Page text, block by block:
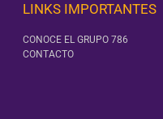
LINKS IMPORTANTES
CONOCE EL GRUPO 786
CONTACTO